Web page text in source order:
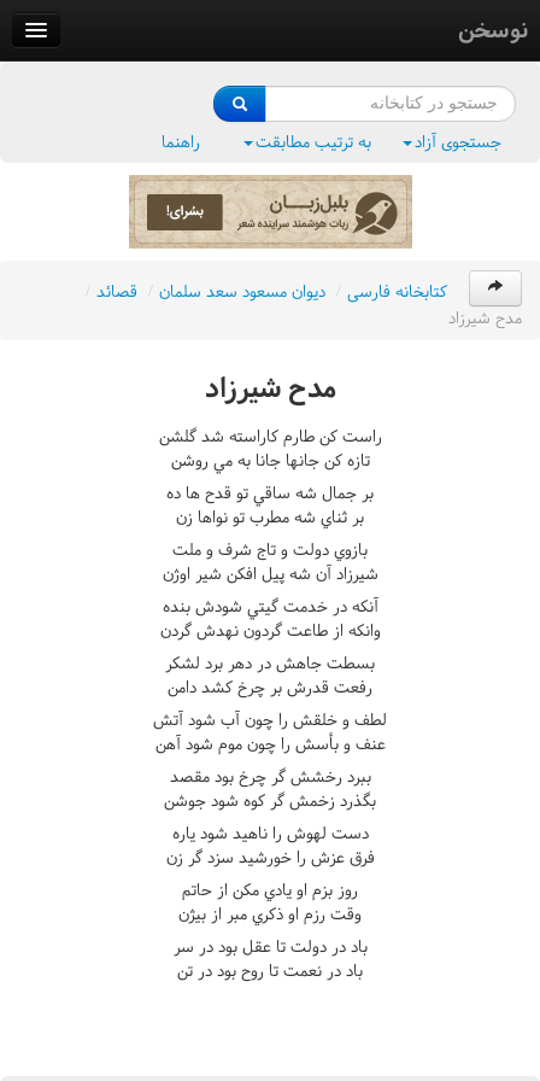
نوسخن
فرهنگ واژگان
جستجوی آزاد به ترتیب مطابقت راهنما
کتابخانه فارسی / ديوان مسعود سعد سلمان / قصائد /
مدح شيرزاد
مدح شيرزاد
راست کن طارم کاراسته شد گلشن
تازه کن جانها جانا به مي روشن
بر جمال شه ساقي تو قدح ها ده
بر ثناي شه مطرب تو نواها زن
بازوي دولت و تاج شرف و ملت
شيرزاد آن شه پيل افکن شير اوژن
آنکه در خدمت گيتي شودش بنده
وانکه از طاعت گردون نهدش گردن
بسطت جاهش در دهر برد لشکر
رفعت قدرش بر چرخ کشد دامن
لطف و خلقش را چون آب شود آتش
عنف و بأسش را چون موم شود آهن
ببرد رخشش گر چرخ بود مقصد
بگذرد زخمش گر کوه شود جوشن
دست لهوش را ناهيد شود ياره
فرق عزش را خورشيد سزد گر زن
روز بزم او يادي مکن از حاتم
وقت رزم او ذکري مبر از بيژن
باد در دولت تا عقل بود در سر
باد در نعمت تا روح بود در تن